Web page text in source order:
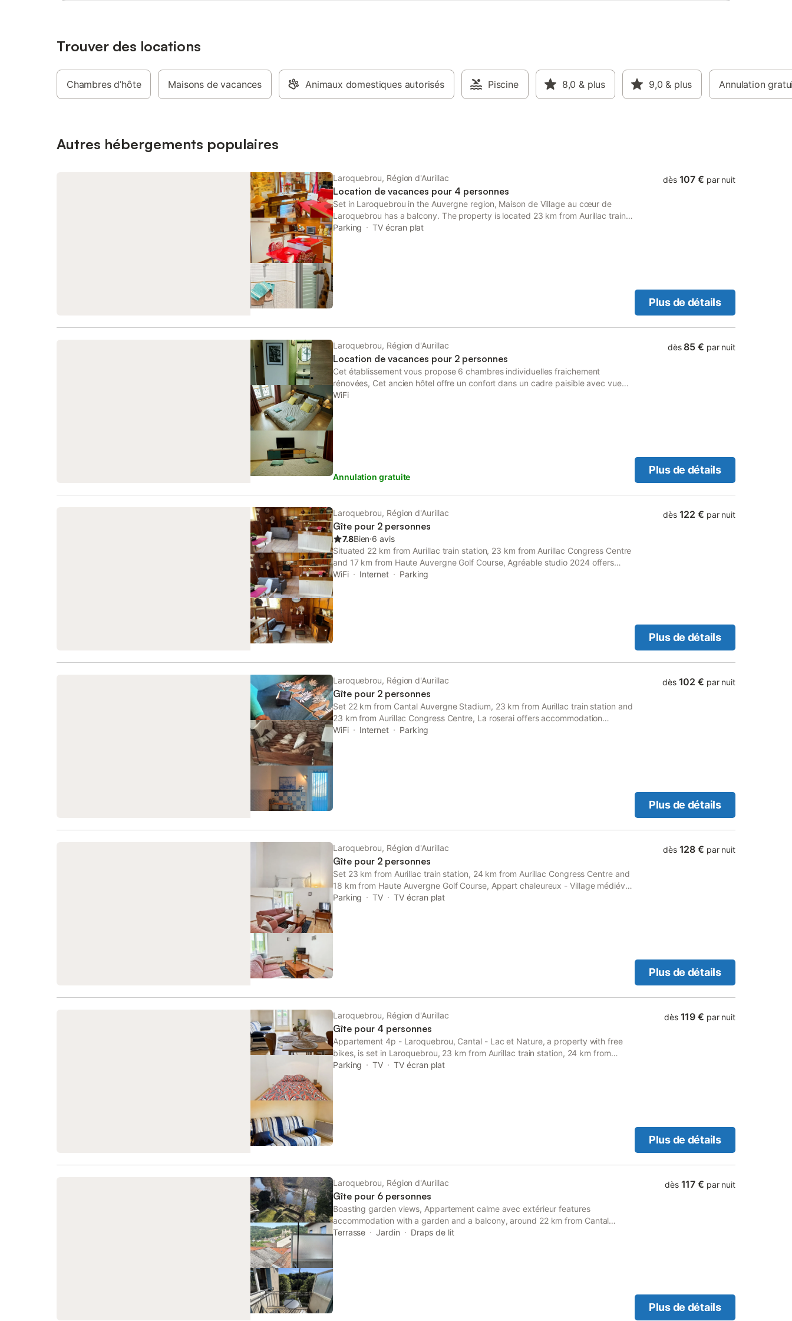
Trouver des locations
Chambres d’hôte Maisons de vacances Animaux domestiques autorisés Piscine 8,0 & plus 9,0 & plus Annulation
Autres hébergements populaires
Laroquebrou, Région d'Aurillac
Location de vacances pour 4 personnes
Set in Laroquebrou in the Auvergne region, Maison de Village au cœur de
Laroquebrou has a balcony. The property is located 23 km from Aurillac train
station, 23 km from Aurillac Congress Centre and 18 km from Haute Auvergne
Parking TV écran plat
dès 107 € par nuit
Plus de détails
Laroquebrou, Région d'Aurillac
Location de vacances pour 2 personnes
Cet établissement vous propose 6 chambres individuelles fraichement
rénovées, Cet ancien hôtel offre un confort dans un cadre paisible avec vue
sur la rivière et le château du village. ---------------
WiFi
Annulation gratuite
dès 85 € par nuit
Plus de détails
Laroquebrou, Région d'Aurillac
Gîte pour 2 personnes
7.8Bien⋅6 avis
Situated 22 km from Aurillac train station, 23 km from Aurillac Congress Centre
and 17 km from Haute Auvergne Golf Course, Agréable studio 2024 offers
accommodation located in Laroquebrou.
WiFi Internet Parking
dès 122 € par nuit
Plus de détails
Laroquebrou, Région d'Aurillac
Gîte pour 2 personnes
Set 22 km from Cantal Auvergne Stadium, 23 km from Aurillac train station and
23 km from Aurillac Congress Centre, La roserai offers accommodation
situated in Siran. Both free WiFi and parking on-site are accessible at the
WiFi Internet Parking
dès 102 € par nuit
Plus de détails
Laroquebrou, Région d'Aurillac
Gîte pour 2 personnes
Set 23 km from Aurillac train station, 24 km from Aurillac Congress Centre and
18 km from Haute Auvergne Golf Course, Appart chaleureux - Village médiéval
- Cantal features accommodation located in Laroquebrou.
Parking TV TV écran plat
dès 128 € par nuit
Plus de détails
Laroquebrou, Région d'Aurillac
Gîte pour 4 personnes
Appartement 4p - Laroquebrou, Cantal - Lac et Nature, a property with free
bikes, is set in Laroquebrou, 23 km from Aurillac train station, 24 km from
Aurillac Congress Centre, as well as 18 km from Haute Auvergne Golf Course.
Parking TV TV écran plat
dès 119 € par nuit
Plus de détails
Laroquebrou, Région d'Aurillac
Gîte pour 6 personnes
Boasting garden views, Appartement calme avec extérieur features
accommodation with a garden and a balcony, around 22 km from Cantal
Auvergne Stadium.
Terrasse Jardin Draps de lit
dès 117 € par nuit
Plus de détails